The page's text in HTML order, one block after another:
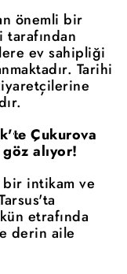
önemli bir
tarafından
ev sahipliği
Tarihi
Çukurova
alıyor!
bir intikam ve
etrafında
derin aile